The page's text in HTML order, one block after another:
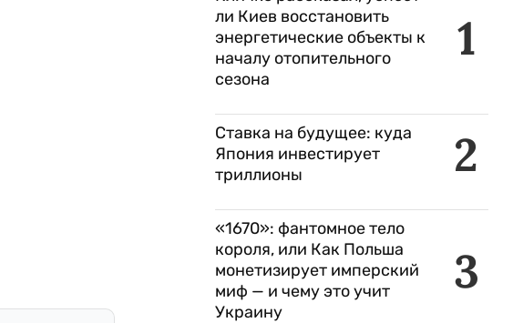
1
ли Киев восстановить
энергетические объекты к
началу отопительного
сезона
2
Ставка на будущее: куда
Япония инвестирует
триллионы
3
«1670»: фантомное тело
короля, или Как Польша
монетизирует имперский
миф — и чему это учит
Украину